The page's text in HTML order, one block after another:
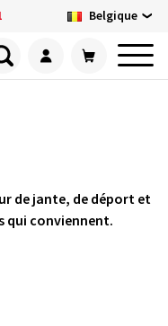
Belgique
de jante, de déport et
qui conviennent.